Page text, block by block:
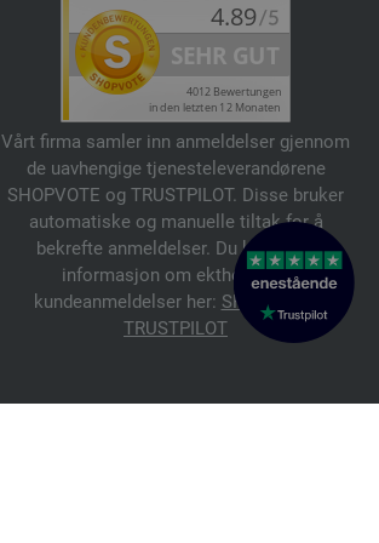
Vårt firma samler inn anmeldelser gjennom
de uavhengige tjenesteleverandørene
SHOPVOTE og TRUSTPILOT. Disse bruker
automatiske og manuelle tiltak for å
bekrefte anmeldelser. Du kan finne
informasjon om ektheten av
kundeanmeldelser her: SHOPVOTE
TRUSTPILOT